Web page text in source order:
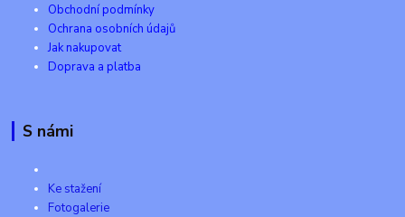
Obchodní podmínky
Ochrana osobních údajů
Jak nakupovat
Doprava a platba
S námi
Ke stažení
Fotogalerie